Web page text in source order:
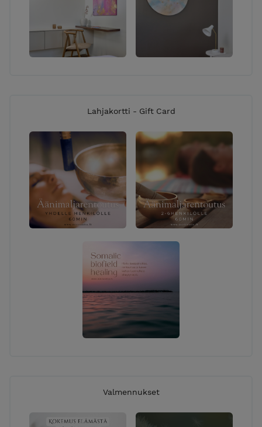
Lahjakortti - Gift Card
Valmennukset